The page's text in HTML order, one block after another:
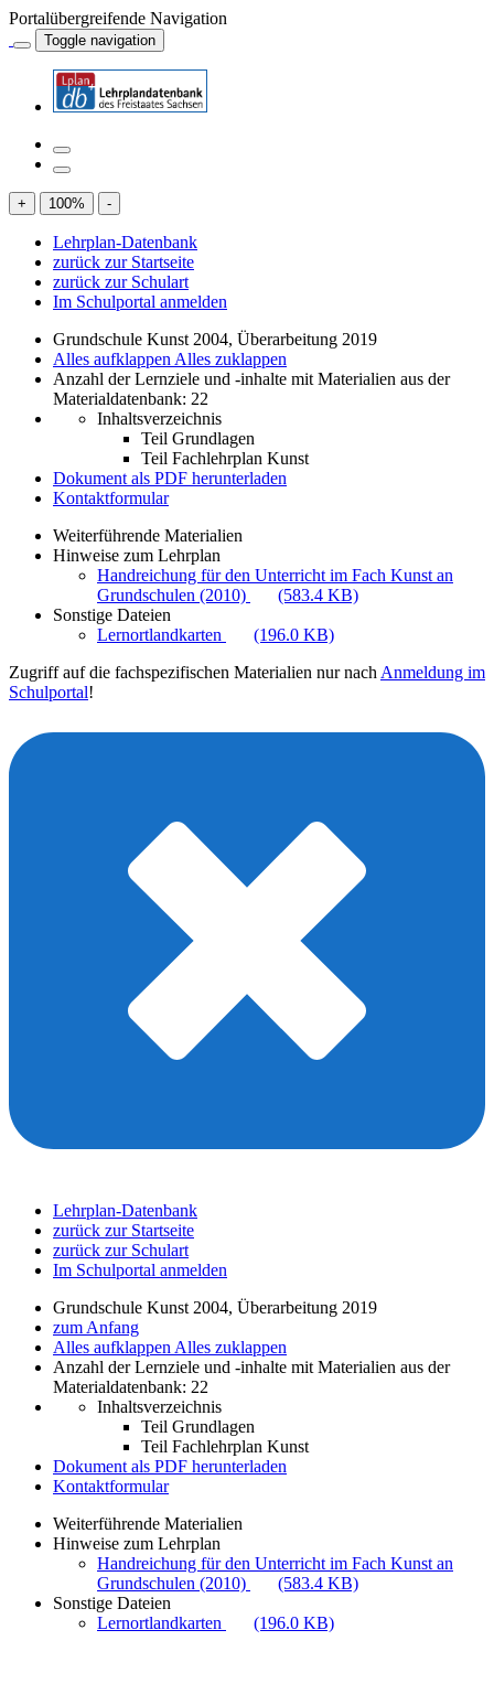
Portalübergreifende Navigation
Toggle navigation
+ 100% -
Lehrplan-Datenbank
zurück zur Startseite
zurück zur Schulart
Im Schulportal anmelden
Grundschule Kunst 2004, Überarbeitung 2019
Alles aufklappen Alles zuklappen
Anzahl der Lernziele und -inhalte mit Materialien aus der
Materialdatenbank: 22
Inhaltsverzeichnis
Teil Grundlagen
Teil Fachlehrplan Kunst
Dokument als PDF herunterladen
Kontaktformular
Weiterführende Materialien
Hinweise zum Lehrplan
Handreichung für den Unterricht im Fach Kunst an
Grundschulen (2010)
(583.4 KB)
Sonstige Dateien
Lernortlandkarten
(196.0 KB)
Zugriff auf die fachspezifischen Materialien nur nach Anmeldung im
Schulportal!
Lehrplan-Datenbank
zurück zur Startseite
zurück zur Schulart
Im Schulportal anmelden
Grundschule Kunst 2004, Überarbeitung 2019
zum Anfang
Alles aufklappen Alles zuklappen
Anzahl der Lernziele und -inhalte mit Materialien aus der
Materialdatenbank: 22
Inhaltsverzeichnis
Teil Grundlagen
Teil Fachlehrplan Kunst
Dokument als PDF herunterladen
Kontaktformular
Weiterführende Materialien
Hinweise zum Lehrplan
Handreichung für den Unterricht im Fach Kunst an
Grundschulen (2010)
(583.4 KB)
Sonstige Dateien
Lernortlandkarten
(196.0 KB)